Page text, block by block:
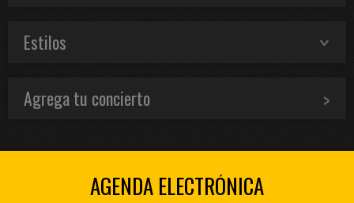
Estilos
Agrega tu concierto
AGENDA ELECTRÓNICA